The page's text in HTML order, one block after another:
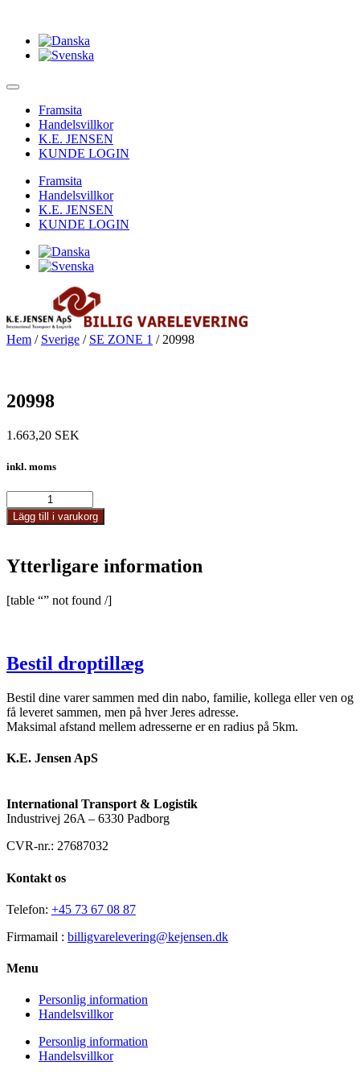
Framsita
Handelsvillkor
K.E. JENSEN
KUNDE LOGIN
Framsita
Handelsvillkor
K.E. JENSEN
KUNDE LOGIN
Hem / Sverige / SE ZONE 1 / 20998
20998
1.663,20 SEK
inkl. moms
mängd
Lägg till i varukorg
Ytterligare information
[table “” not found /]
Bestil droptillæg
Bestil dine varer sammen med din nabo, familie, kollega eller ven og
få leveret sammen, men på hver Jeres adresse.
Maksimal afstand mellem adresserne er en radius på 5km.
K.E. Jensen ApS
International Transport & Logistik
Industrivej 26A – 6330 Padborg
CVR-nr.: 27687032
Kontakt os
Telefon: +45 73 67 08 87
Firmamail : billigvarelevering@kejensen.dk
Menu
Personlig information
Handelsvillkor
Personlig information
Handelsvillkor